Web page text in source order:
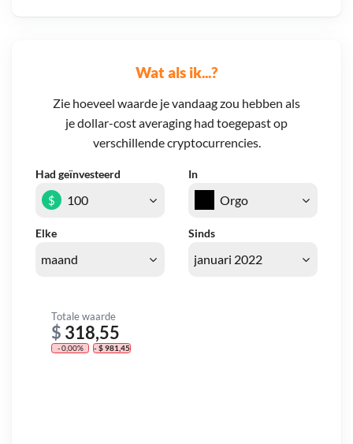
Wat als ik...?
Zie hoeveel waarde je vandaag zou hebben als
je dollar-cost averaging had toegepast op
verschillende cryptocurrencies.
Had geïnvesteerd In
Elke Sinds
$
Totale waarde
$ 318,55
- 0,00% - $ 981,45